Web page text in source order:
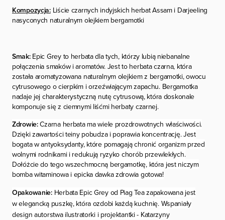
Kompozycja: Liście czarnych indyjskich herbat Assam i Darjeeling
nasyconych naturalnym olejkiem bergamotki
Smak: Epic Grey to herbata dla tych, którzy lubią niebanalne
połączenia smaków i aromatów. Jest to herbata czarna, która
została aromatyzowana naturalnym olejkiem z bergamotki, owocu
cytrusowego o cierpkim i orzeźwiającym zapachu. Bergamotka
nadaje jej charakterystyczną nutę cytrusową, która doskonale
komponuje się z ciemnymi liśćmi herbaty czarnej.
Zdrowie:Czarna herbata ma wiele prozdrowotnych właściwości.
Dzięki zawartości teiny pobudza i poprawia koncentrację. Jest
bogata w antyoksydanty, które pomagają chronić organizm przed
wolnymi rodnikami i redukują ryzyko chorób przewlekłych.
Dołóżcie do tego wszechmocną bergamotkę, która jest niczym
bomba witaminowa i epicka dawka zdrowia gotowa!
Opakowanie:Herbata Epic Grey od Piag Tea zapakowana jest
w elegancką puszkę, która ozdobi każdą kuchnię. Wspaniały
design autorstwa ilustratorki i projektantki - Katarzyny